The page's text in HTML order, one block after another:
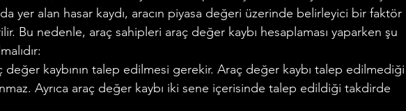
yer alan hasar kaydı, aracın piyasa değeri üzerinde belirleyici bir faktör
Bu nedenle, araç sahipleri araç değer kaybı hesaplaması yaparken şu
değer kaybının talep edilmesi gerekir. Araç değer kaybı talep edilmediği
Ayrıca araç değer kaybı iki sene içerisinde talep edildiği takdirde